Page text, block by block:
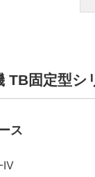
TB固定型シ
ス